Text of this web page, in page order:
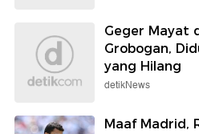
Geger Mayat
Grobogan,
yang Hilang
detikNews
Maaf Madrid,